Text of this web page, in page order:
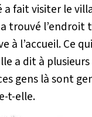
a fait visiter le
a trouvé l’endroit
à l’accueil. Ce
a dit à
gens là sont
t-elle.